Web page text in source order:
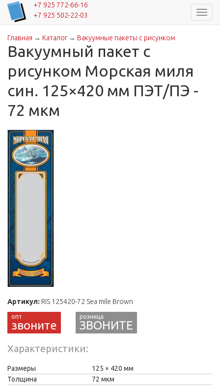
+7 925 772-66-16
+7 925 502-22-03
Вы здесь
Главная → Каталог→ Вакуумные пакеты с рисунком
Вакуумный пакет с
рисунком Морская миля
син. 125×420 мм ПЭТ/ПЭ -
72 мкм
Артикул: RIS 125420-72 Sea mile Brown
звоните ЗВОНИТЕ
Характеристики
Размеры 125
420 мм
Толщина
72 мкм